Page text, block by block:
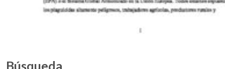
Búsqueda